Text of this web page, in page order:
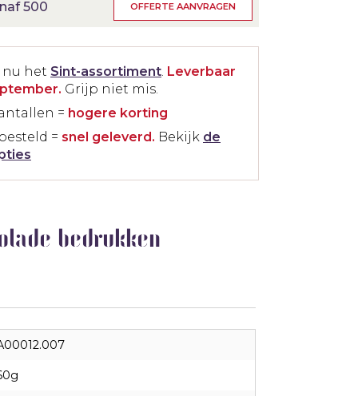
500 OFFERTE AANVRAGEN
nu het Sint-assortiment. Leverbaar
Grijp niet mis.
= hogere korting
= snel geleverd. Bekijk de
bedrukken